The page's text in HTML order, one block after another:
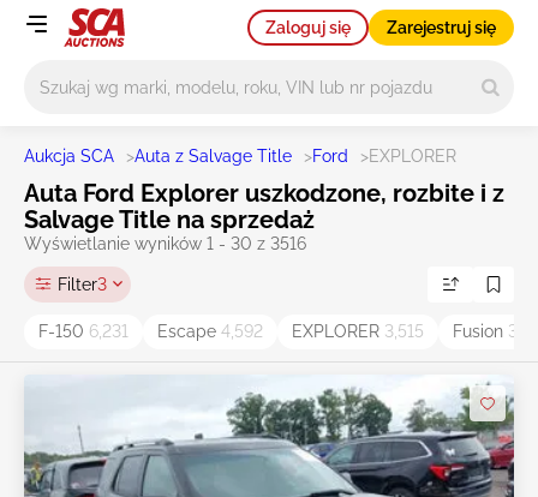
Zaloguj się Zarejestruj się
Aukcja SCA >Auta z Salvage Title >Ford >EXPLORER
Auta Ford Explorer uszkodzone, rozbite i z
Salvage Title na sprzedaż
Wyświetlanie wyników 1 - 30 z 3516
Filter3
F-150 6,231 Escape 4,592 EXPLORER 3,515 Fusion